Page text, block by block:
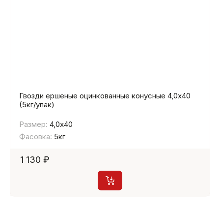
Гвозди ершеные оцинкованные конусные 4,0х40
(5кг/упак)
Размер: 4,0х40
Фасовка: 5кг
1 130 ₽